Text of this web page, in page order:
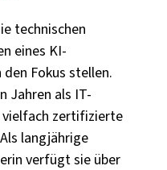
technischen
eines KI-
Fokus stellen.
Jahren als IT-
zertifizierte
langjährige
verfügt sie über